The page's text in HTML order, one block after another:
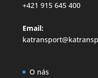
+421 915 645 400
Email:
O nás